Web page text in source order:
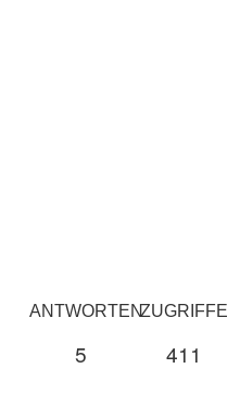
ANTWORTENZUGRIFFE
5 411